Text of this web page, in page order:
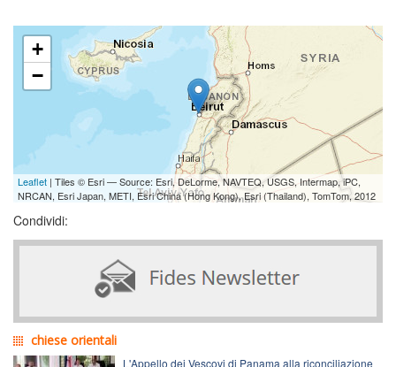
+
−
Leaflet | Tiles © Esri — Source: Esri, DeLorme, NAVTEQ, USGS, Intermap, iPC,
NRCAN, Esri Japan, METI, Esri China (Hong Kong), Esri (Thailand), TomTom, 2012
Condividi:
chiese orientali
L'Appello dei Vescovi di Panama alla riconciliazione